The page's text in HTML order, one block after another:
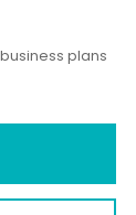
plans